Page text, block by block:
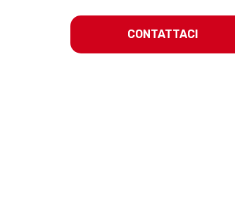
CONTATTACI